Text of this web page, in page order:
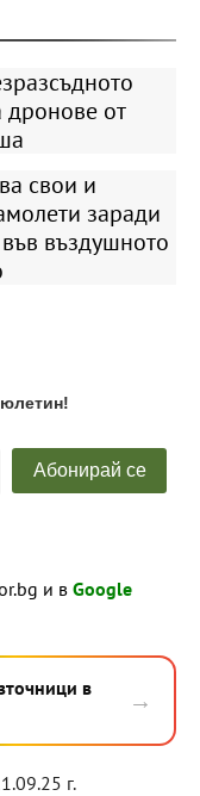
дронове от
свои и
заради
въздушното
и в Google
в
→
г.